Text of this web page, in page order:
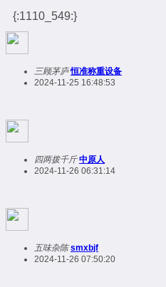
{:1110_549:}
三顾茅庐 恒准称重设备
2024-11-25 16:48:53
四两拨千斤 中原人
2024-11-26 06:31:14
五味杂陈 smxbjf
2024-11-26 07:50:20